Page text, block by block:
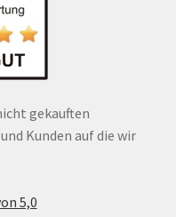
gekauften
Kunden auf die wir
5,0